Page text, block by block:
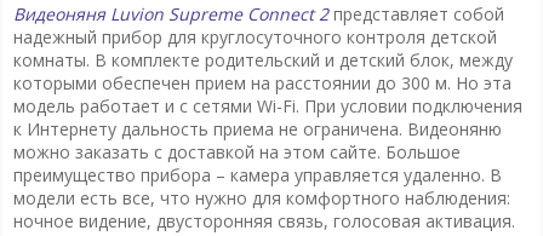
Видеоняня Luvion Supreme Connect 2представляет собой
надежный прибор для круглосуточного контроля детской
комнаты. В комплекте родительский и детский блок, между
которыми обеспечен прием на расстоянии до 300 м. Но эта
модель работает и с сетями Wi-Fi. При условии подключения
к Интернету дальность приема не ограничена. Видеоняню
можно заказать с доставкой на этом сайте. Большое
преимущество прибора – камера управляется удаленно. В
модели есть все, что нужно для комфортного наблюдения:
ночное видение, двусторонняя связь, голосовая активация.